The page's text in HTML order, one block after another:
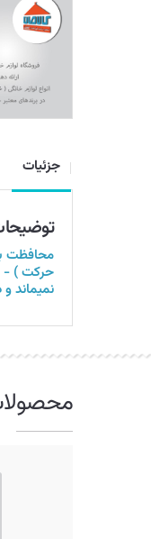
جزئیات
محافظت
حرکت ) -
نمیماند